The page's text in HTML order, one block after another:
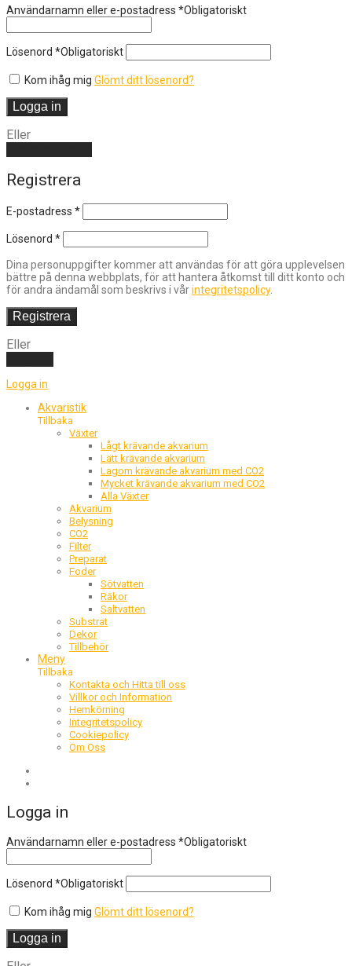
Användarnamn eller e-postadress *Obligatoriskt
Lösenord *Obligatoriskt
Kom ihåg mig Glömt ditt lösenord?
Logga in
Eller
Registrera
E-postadress *
Lösenord *
Dina personuppgifter kommer att användas för att göra upplevelsen
bättre på denna webbplats, för att hantera åtkomst till ditt konto och
för andra ändamål som beskrivs i vårintegritetspolicy.
Registrera
Eller
Logga in
Akvaristik
Tillbaka
Växter
Lågt krävande akvarium
Lätt krävande akvarium
Lagom krävande akvarium med CO2
Mycket krävande akvarium med CO2
Alla Växter
Akvarium
Belysning
CO2
Filter
Preparat
Foder
Sötvatten
Räkor
Saltvatten
Substrat
Dekor
Tillbehör
Meny
Tillbaka
Kontakta och Hitta till oss
Villkor och Information
Hemkörning
Integritetspolicy
Cookiepolicy
Om Oss
Logga in
Användarnamn eller e-postadress *Obligatoriskt
Lösenord *Obligatoriskt
Kom ihåg mig Glömt ditt lösenord?
Logga in